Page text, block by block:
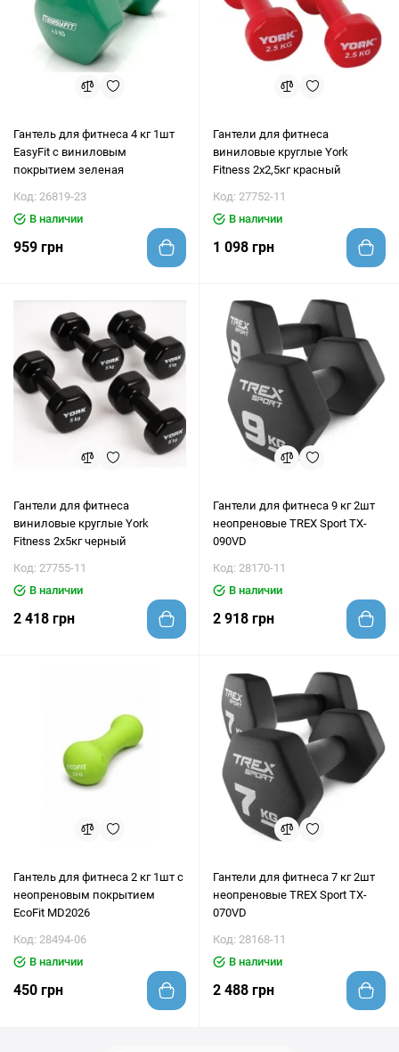
Гантель для фитнеса 4 кг 1шт
EasyFit с виниловым
покрытием зеленая
Код: 26819-23
В наличии
959 грн
Гантели для фитнеса
виниловые круглые York
Fitness 2х2,5кг красный
Код: 27752-11
В наличии
1 098 грн
Гантели для фитнеса
виниловые круглые York
Fitness 2х5кг черный
Код: 27755-11
В наличии
2 418 грн
Гантели для фитнеса 9 кг 2шт
неопреновые TREX Sport TX-
090VD
Код: 28170-11
В наличии
2 918 грн
Гантель для фитнеса 2 кг 1шт с
неопреновым покрытием
EcoFit MD2026
Код: 28494-06
В наличии
450 грн
Гантели для фитнеса 7 кг 2шт
неопреновые TREX Sport TX-
070VD
Код: 28168-11
В наличии
2 488 грн